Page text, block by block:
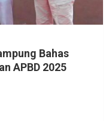
Bahas
APBD 2025